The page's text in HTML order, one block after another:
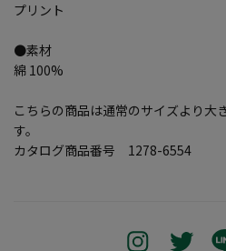
プリント
●素材
綿 100%
こちらの商品は通常のサイズより大
す。
カタログ商品番号 1278-6554